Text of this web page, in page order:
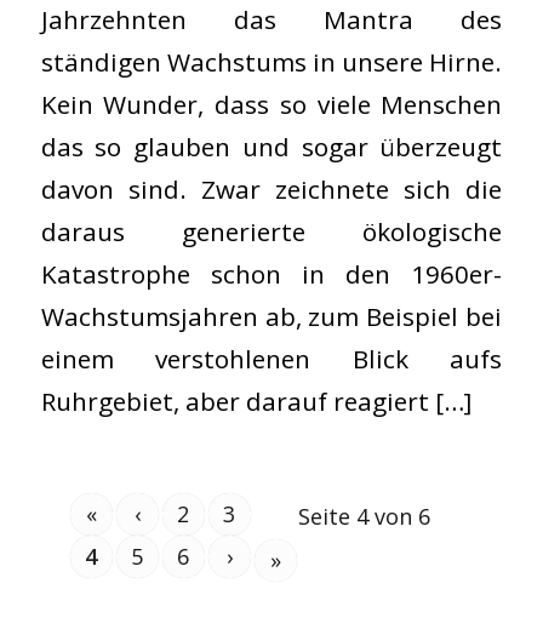
Jahrzehnten das Mantra des
ständigen Wachstums in unsere Hirne.
Kein Wunder, dass so viele Menschen
das so glauben und sogar überzeugt
davon sind. Zwar zeichnete sich die
daraus generierte ökologische
Katastrophe schon in den 1960er-
Wachstumsjahren ab, zum Beispiel bei
einem verstohlenen Blick aufs
Ruhrgebiet, aber darauf reagiert […]
Seite 4 von 6
« ‹ 2
3
4
5 6 › »